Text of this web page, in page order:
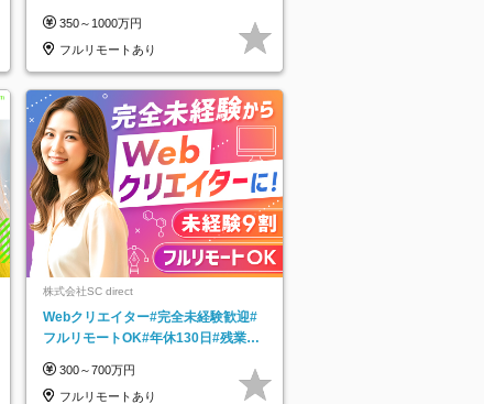
実で安心
350～1000万円
フルリモートあり
株式会社SC direct
Webクリエイター#完全未経験歓迎#
フルリモートOK#年休130日#残業月
300～700万円
フルリモートあり